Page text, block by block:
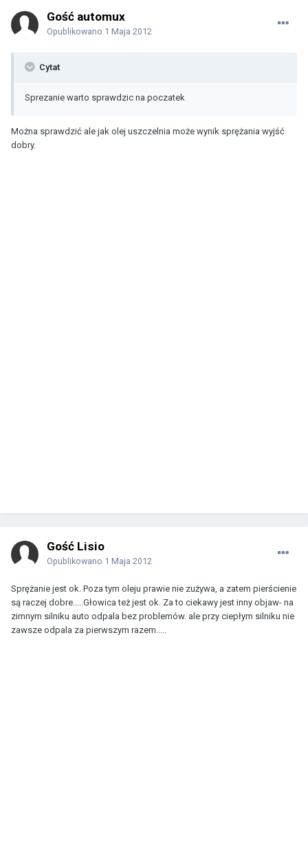
Gość automux
Opublikowano 1 Maja 2012
Cytat
Sprezanie warto sprawdzic na poczatek
Można sprawdzić ale jak olej uszczelnia może wynik sprężania wyjść
dobry.
Gość Lisio
Opublikowano 1 Maja 2012
Sprężanie jest ok. Poza tym oleju prawie nie zużywa, a zatem pierścienie
są raczej dobre.....Głowica też jest ok. Za to ciekawy jest inny objaw- na
zimnym silniku auto odpala bez problemów. ale przy ciepłym silniku nie
zawsze odpala za pierwszym razem.....